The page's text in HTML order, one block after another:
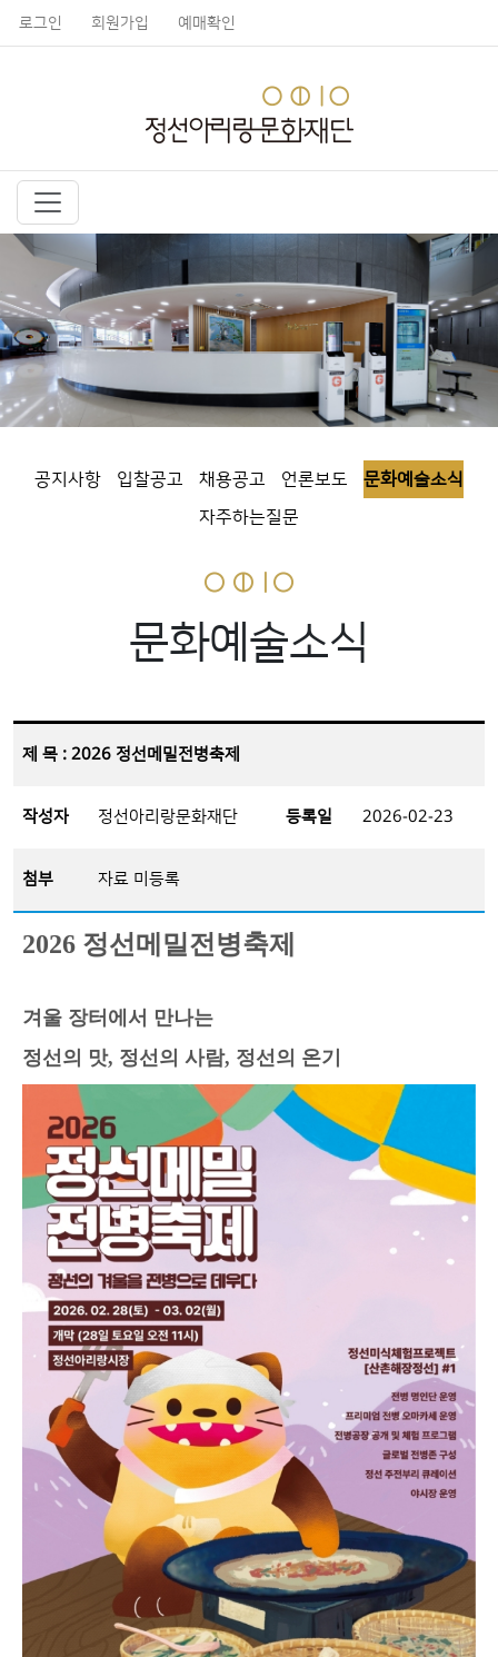
로그인 회원가입 예매확인
공지사항 입찰공고 채용공고 언론보도
문화예술소식
자주하는질문
문화예술소식
제 목 : 2026 정선메밀전병축제
작성자 정선아리랑문화재단 등록일 2026-02-23
첨부 자료 미등록
2026 정선메밀전병축제
겨울 장터에서 만나는
정선의 맛, 정선의 사람, 정선의 온기